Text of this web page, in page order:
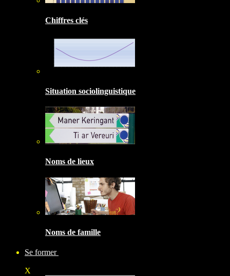
Chiffres clés
Situation sociolinguistique
Noms de lieux
Noms de famille
Se former
X